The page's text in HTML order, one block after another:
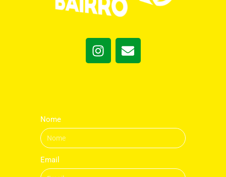
Nome
Email